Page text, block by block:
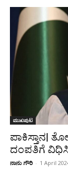
ಮುಖಪುಟ
ಪಾಕಿಸ್ತಾನ|
ದಂಪತಿಗೆ
ನಾನು ಗೌರಿ - 1 April